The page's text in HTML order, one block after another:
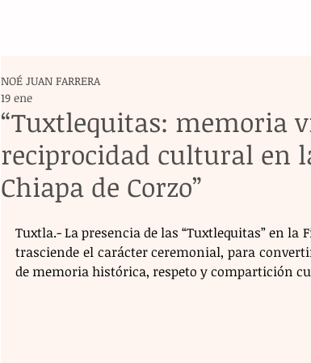
“Tuxtlequitas: memoria
reciprocidad cultural en
Chiapa de Corzo”
NOÉ JUAN FARRERA
19 ene
Tuxtla.- La presencia de las “Tuxtlequitas” en la
trasciende el carácter ceremonial, para
de memoria histórica, respeto y compartición